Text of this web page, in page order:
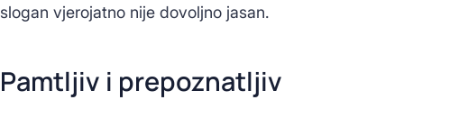
slogan vjerojatno nije dovoljno jasan.
Pamtljiv i prepoznatljiv